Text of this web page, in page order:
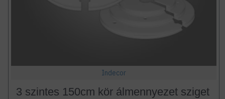
Indecor
3 szintes 150cm kör álmennyezet sziget